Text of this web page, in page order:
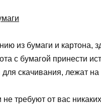
из бумаги и картона,
с бумагой принести
скачивания, лежат
требуют от вас